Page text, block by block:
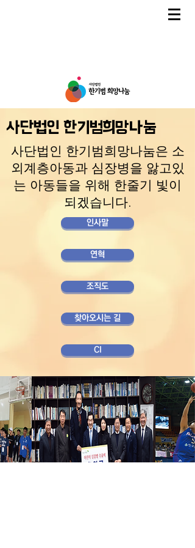
사단법인 한기범희망나눔
사단법인 한기범희망나눔은 소
외계층아동과 심장병을 앓고있
는 아동들을 위해 한줄기 빛이
되겠습니다.
인사말
연혁
조직도
찾아오시는 길
CI